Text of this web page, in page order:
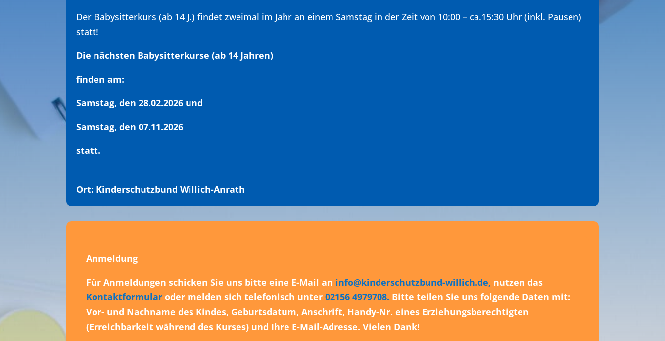
Der Babysitterkurs (ab 14 J.) findet zweimal im Jahr an einem Samstag in der Zeit von 10:00 – ca.15:30 Uhr (inkl. Pausen)
statt!
Die nächsten Babysitterkurse (ab 14 Jahren)
finden am:
Samstag, den 28.02.2026 und
Samstag, den 07.11.2026
statt.
Ort: Kinderschutzbund Willich-Anrath
Anmeldung
FürAnmeldungen schicken Sie uns bitte eine E-Mail an info@kinderschutzbund-willich.de, nutzen das
Kontaktformularoder melden sich telefonisch unter 02156 4979708. Bitte teilen Sie uns folgende Daten mit:
Vor- und Nachname des Kindes, Geburtsdatum, Anschrift, Handy-Nr. eines Erziehungsberechtigten
(Erreichbarkeit während des Kurses) und Ihre E-Mail-Adresse. Vielen Dank!